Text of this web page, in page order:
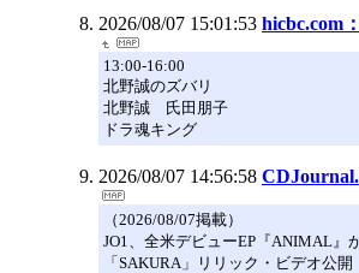
2026/08/07 15:01:53 hicbc.com
13:00-16:00
北野誠のズバリ
北野誠 氏田朋子
ドラ魂キング
2026/08/07 14:56:58
（2026/08/07掲載）
JO1、全米デビューEP『ANIMAL』
「SAKURA」リリック・ビデオ公開